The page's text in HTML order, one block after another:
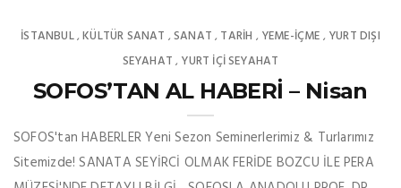
İSTANBUL,KÜLTÜR SANAT ,SANAT , TARİH , YEME-İÇME , YURT DIŞI
SEYAHAT , YURT İÇİ SEYAHAT
SOFOS’TAN AL HABERİ – Nisan
SOFOS'tan HABERLER Yeni Sezon Seminerlerimiz & Turlarımız
Sitemizde! SANATA SEYİRCİ OLMAK FERİDE BOZCU İLE PERA